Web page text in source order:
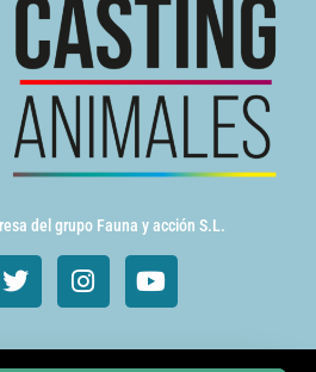
del grupo Fauna y acción S.L.